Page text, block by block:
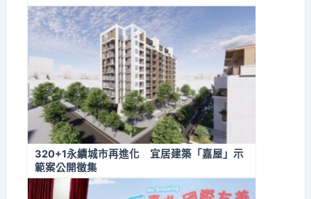
320+1永續城市再進化 宜居建築「嘉屋」示
範案公開徵集